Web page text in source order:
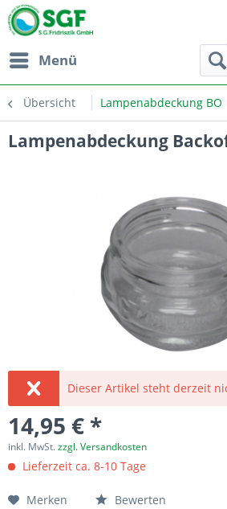
Menü
Übersicht Lampenabdeckung BO
Lampenabdeckung
Dieser Artikel steht derzeit
14,95 € *
inkl. MwSt.zzgl. Versandkosten
Lieferzeit ca. 8-10 Tage
Merken Bewerten